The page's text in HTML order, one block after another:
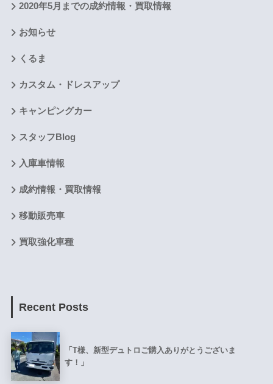
2020年5月までの成約情報・買取情報
お知らせ
くるま
カスタム・ドレスアップ
キャンピングカー
スタッフBlog
入庫車情報
成約情報・買取情報
移動販売車
買取強化車種
Recent Posts
「T様、新型デュトロご購入ありがとうございま
す！」